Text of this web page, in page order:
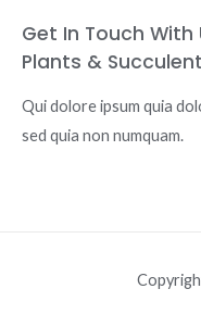
Get In Touch With
Plants &
Qui dolore ipsum quia
sed quia non numquam.